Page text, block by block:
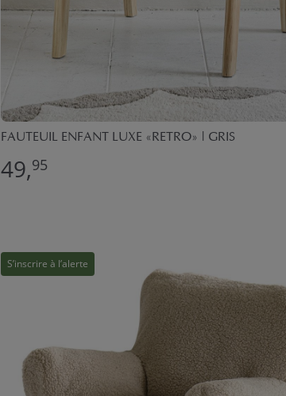
FAUTEUIL ENFANT LUXE «RETRO» | GRIS
49,95
S’inscrire à l’alerte